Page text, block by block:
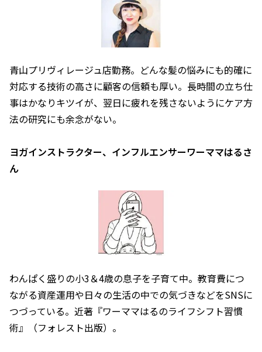
青山プリヴィレージュ店勤務。どんな髪の悩みにも的確に
対応する技術の高さに顧客の信頼も厚い。長時間の立ち仕
事はかなりキツイが、翌日に疲れを残さないようにケア方
法の研究にも余念がない。
ヨガインストラクター、インフルエンサーワーママはるさ
ん
わんぱく盛りの小3＆4歳の息子を子育て中。教育費につ
ながる資産運用や日々の生活の中での気づきなどをSNSに
つづっている。近著『ワーママはるのライフシフト習慣
術』（フォレスト出版）。